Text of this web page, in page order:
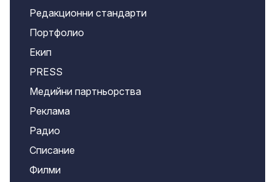
Редакционни стандарти
Портфолио
Екип
PRESS
Медийни партньорства
Реклама
Радио
Списание
Филми